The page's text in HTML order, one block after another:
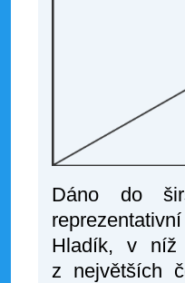
Dáno do
Hladík, v níž
z největších